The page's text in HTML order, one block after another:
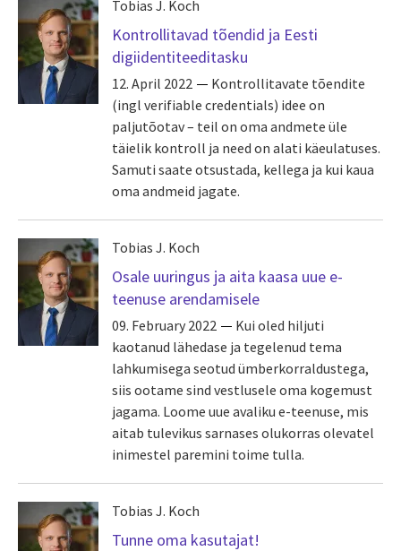
Tobias J. Koch
Kontrollitavad tõendid ja Eesti
digiidentiteeditasku
12. April 2022
Kontrollitavate tõendite
(ingl verifiable credentials) idee on
paljutõotav – teil on oma andmete üle
täielik kontroll ja need on alati käeulatuses.
Samuti saate otsustada, kellega ja kui kaua
oma andmeid jagate.
Tobias J. Koch
Osale uuringus ja aita kaasa uue e-
teenuse arendamisele
09. February 2022
Kui oled hiljuti
kaotanud lähedase ja tegelenud tema
lahkumisega seotud ümberkorraldustega,
siis ootame sind vestlusele oma kogemust
jagama. Loome uue avaliku e-teenuse, mis
aitab tulevikus sarnases olukorras olevatel
inimestel paremini toime tulla.
Tobias J. Koch
Tunne oma kasutajat!